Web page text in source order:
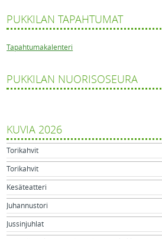
Artikkelien navigaatio
PUKKILAN TAPAHTUMAT
Tapahtumakalenteri
PUKKILAN NUORISOSEURA
KUVIA 2026
Torikahvit
Torikahvit
Kesäteatteri
Juhannustori
Jussinjuhlat